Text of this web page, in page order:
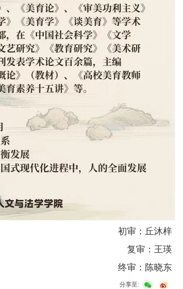
初审：丘沐梓
复审：王瑛
终审：陈晓东
分享至: